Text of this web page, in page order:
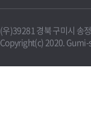
(우)39281 경북 구미시
Copyright(c) 2020. Gumi-